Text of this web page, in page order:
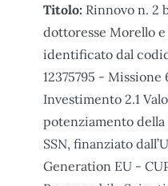
Titolo: Rinnovo n. 2
dottoresse Morello
identificato dal
12375795 -
Investimento 2.1
potenziamento
SSN, finanziato
Generation EU -